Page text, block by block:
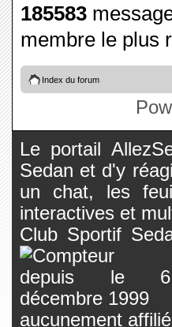
185583
membre le plus
Index du forum
Le portail
Sedan et d'y
un chat, les
interactives et
Club Sportif
aucunement